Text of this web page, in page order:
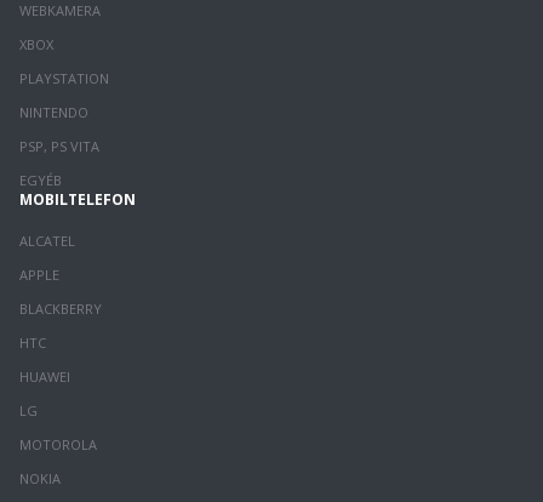
WEBKAMERA
XBOX
PLAYSTATION
NINTENDO
PSP, PS VITA
EGYÉB
MOBILTELEFON
ALCATEL
APPLE
BLACKBERRY
HTC
HUAWEI
LG
MOTOROLA
NOKIA